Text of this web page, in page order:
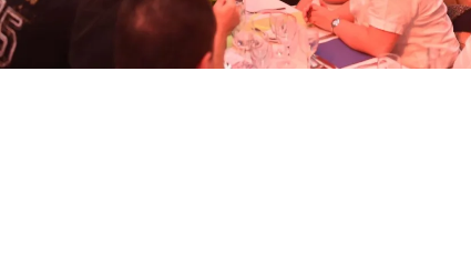
Voir les photos